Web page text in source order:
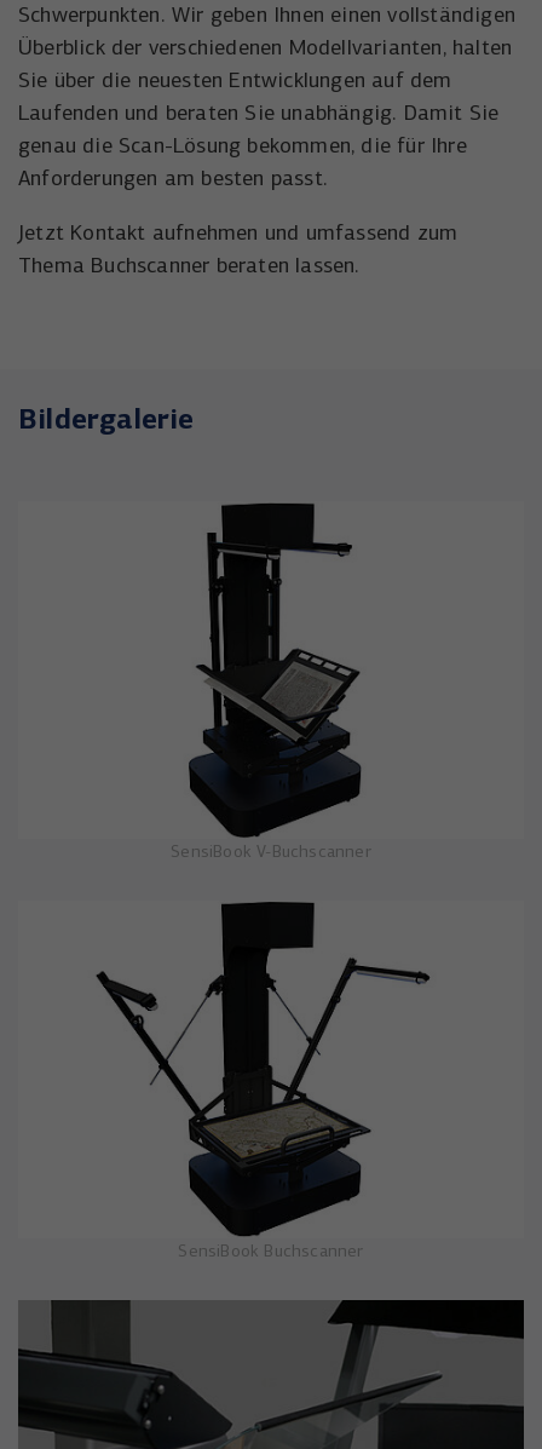
Schwerpunkten. Wir geben Ihnen einen vollständigen
Überblick der verschiedenen Modellvarianten, halten
Sie über die neuesten Entwicklungen auf dem
Laufenden und beraten Sie unabhängig. Damit Sie
genau die Scan-Lösung bekommen, die für Ihre
Anforderungen am besten passt.
Jetzt Kontakt aufnehmen und umfassend zum
Thema Buchscanner beraten lassen.
Bildergalerie
SensiBook V-Buchscanner
SensiBook Buchscanner